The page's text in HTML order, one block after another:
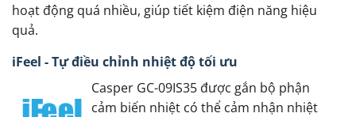
hoạt động quá nhiều, giúp tiết kiệm điện năng hiệu
quả.
iFeel - Tự điều chỉnh nhiệt độ tối ưu
Casper GC-09IS35 được gắn bộ phận
cảm biến nhiệt có thể cảm nhận nhiệt